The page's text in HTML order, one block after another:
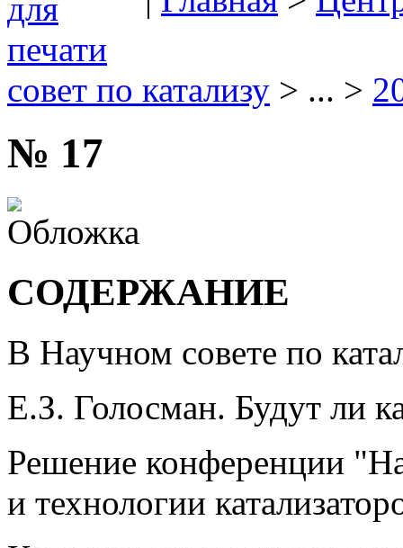
совет по катализу > ... >
№ 17
СОДЕРЖАНИЕ
В Научном совете по
Е.З. Голосман. Будут ли
Решение конференции
и технологии